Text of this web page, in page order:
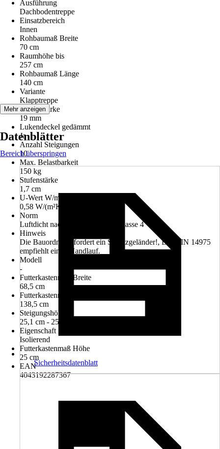
Ausführung
Dachbodentreppe
Einsatzbereich
Innen
Rohbaumaß Breite
70 cm
Raumhöhe bis
257 cm
Rohbaumaß Länge
140 cm
Variante
Klapptreppe
Deckelstärke
19 mm
Lukendeckel gedämmt
Ja
Anzahl Steigungen
10
Max. Belastbarkeit
150 kg
Stufenstärke
1,7 cm
U-Wert W/m²K
0,58 W/(m²K)
Norm
Luftdicht nach DIN EN 12207 Klasse 4
Hinweis
Die Bauordnung fordert ein Schutzgeländer!, Die DIN 14975
empfiehlt einen Handlauf.
Modell
-
Futterkastenmaß Breite
68,5 cm
Futterkastenmaß Länge
138,5 cm
Steigungshöhe
25,1 cm - 25,1 cm
Eigenschaft
Isolierend
Futterkastenmaß Höhe
25 cm
EAN
4043192287367
Mehr anzeigen
Datenblätter
Bereich überspringen
Sicherheitsdatenblatt